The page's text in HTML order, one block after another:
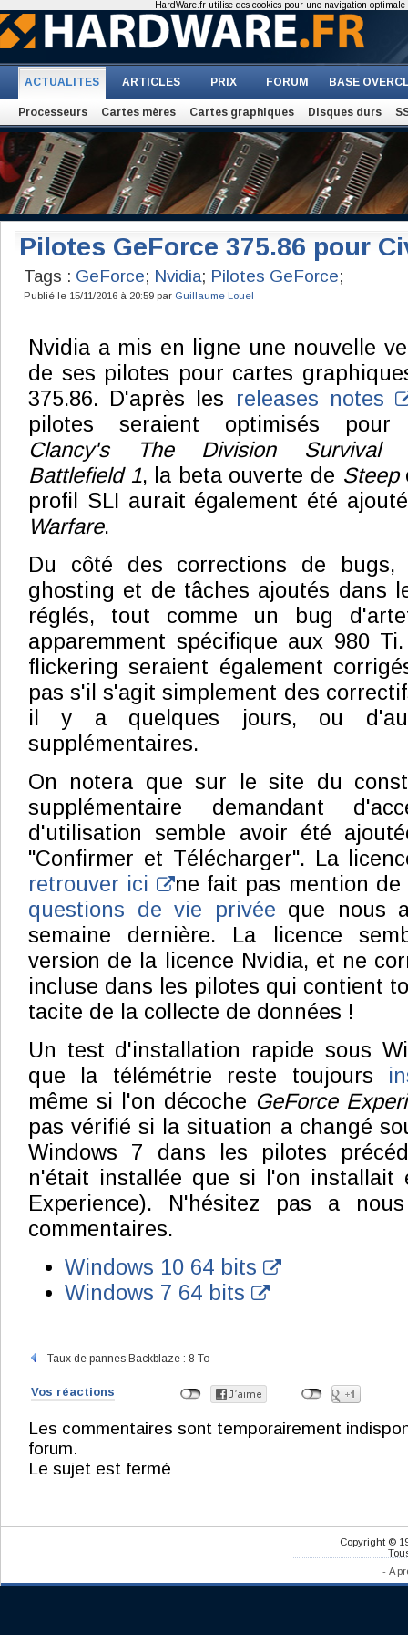
ACTUALITES ARTICLES PRIX FORUM BASE
Processeurs Cartes mères Cartes graphiques Disques durs
Pilotes GeForce 375.86 pour
Tags : GeForce; Nvidia; Pilotes GeForce;
Publié le 15/11/2016 à 20:59 par Guillaume Louel
Nvidia a mis en ligne une nouvelle
de ses pilotes pour cartes
375.86. D'après les releases notes
pilotes seraient optimisés
Clancy's The Division Survival
Battlefield 1, la beta ouverte de Steep
profil SLI aurait également été
Warfare.
Du côté des corrections de bugs,
ghosting et de tâches ajoutés dans
réglés, tout comme un bug
apparemment spécifique aux 980
flickering seraient également
pas s'il s'agit simplement des
il y a quelques jours, ou
supplémentaires.
On notera que sur le site du
supplémentaire demandant
d'utilisation semble avoir été
"Confirmer et Télécharger". La
retrouver ici
ne fait pas mention de
questions de vie privée que nous
semaine dernière. La licence
version de la licence Nvidia, et ne
incluse dans les pilotes qui contient
tacite de la collecte de données !
Un test d'installation rapide sous
que la télémétrie reste toujours
même si l'on décoche GeForce
pas vérifié si la situation a changé
Windows 7 dans les pilotes
n'était installée que si l'on installait
Experience). N'hésitez pas a
commentaires.
Windows 10 64 bits
Windows 7 64 bits
Taux de pannes Backblaze : 8 To
Vos réactions
Les commentaires sont temporairement
forum.
Le sujet est fermé
Copyright ©
- A
HardWare.fr utilise des cookies pour une navigation